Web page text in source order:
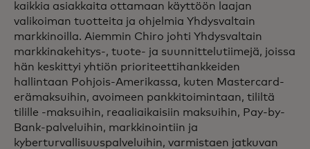
kaikkia asiakkaita ottamaan käyttöön laajan
valikoiman tuotteita ja ohjelmia Yhdysvaltain
markkinoilla. Aiemmin Chiro johti Yhdysvaltain
markkinakehitys-, tuote- ja suunnittelutiimejä, joissa
hän keskittyi yhtiön prioriteettihankkeiden
hallintaan Pohjois-Amerikassa, kuten Mastercard-
erämaksuihin, avoimeen pankkitoimintaan, tililtä
tilille -maksuihin, reaaliaikaisiin maksuihin, Pay-by-
Bank-palveluihin, markkinointiin ja
kyberturvallisuuspalveluihin, varmistaen jatkuvan